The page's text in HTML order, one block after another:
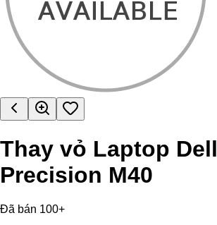
Thay vỏ Laptop Dell
Precision M40
Đã bán 100+